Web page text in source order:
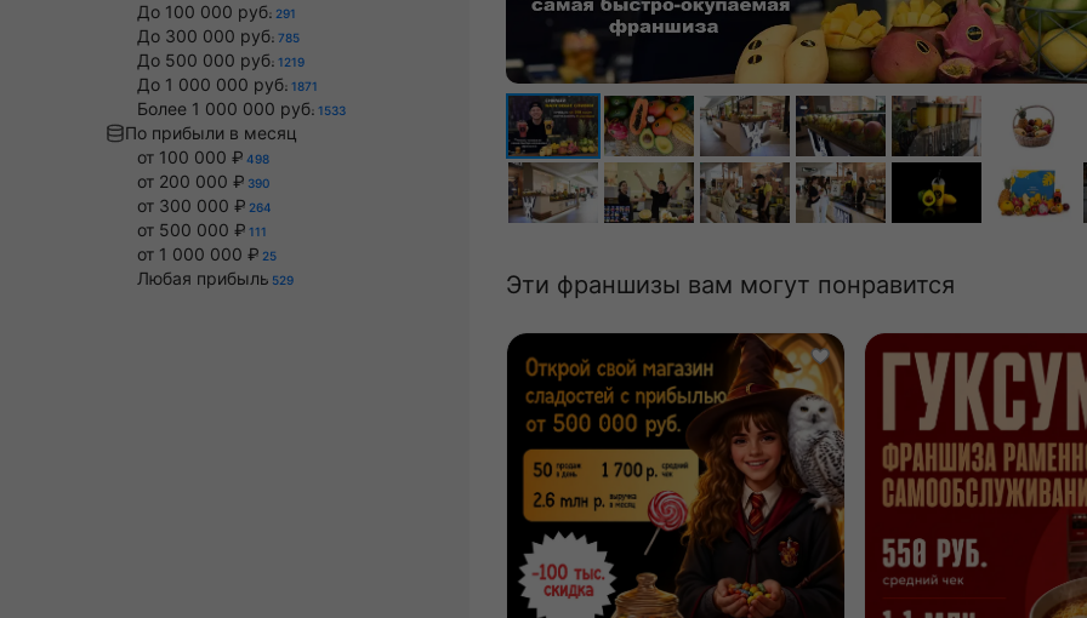
До 100 000 руб. 291
До 300 000 руб. 785
До 500 000 руб. 1219
До 1 000 000 руб. 1871
Более 1 000 000 руб. 1533
По прибыли в месяц
от 100 000 ₽ 498
от 200 000 ₽ 390
от 300 000 ₽ 264
от 500 000 ₽ 111
от 1 000 000 ₽ 25
Любая прибыль 529 Эти франшизы вам могут понравится